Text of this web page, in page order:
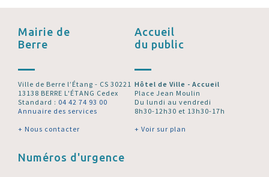
Mairie de
Berre
Ville de Berre l’Étang - CS 30221
13138 BERRE L'ÉTANG Cedex
Standard : 04 42 74 93 00
Annuaire des services
+ Nous contacter
Accueil
du public
Hôtel de Ville - Accueil
Place Jean Moulin
Du lundi au vendredi
8h30-12h30 et 13h30-17h
+ Voir sur plan
Numéros d'urgence